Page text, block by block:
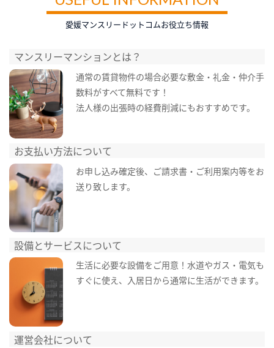
愛媛マンスリードットコムお役立ち情報
マンスリーマンションとは？
通常の賃貸物件の場合必要な敷金・礼金・仲介手
数料がすべて無料です！
法人様の出張時の経費削減にもおすすめです。
お支払い方法について
お申し込み確定後、ご請求書・ご利用案内等をお
送り致します。
設備とサービスについて
生活に必要な設備をご用意！水道やガス・電気も
すぐに使え、入居日から通常に生活ができます。
運営会社について